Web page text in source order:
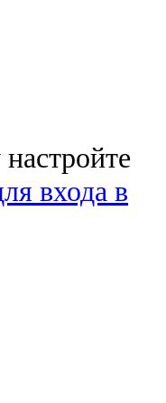
входа в